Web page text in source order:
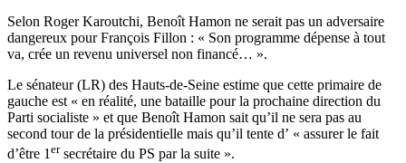
Selon Roger Karoutchi, Benoît Hamon ne serait pas un adversaire
dangereux pour François Fillon : « Son programme dépense à tout
va, crée un revenu universel non financé… ».
Le sénateur (LR) des Hauts-de-Seine estime que cette primaire de
gauche est « en réalité, une bataille pour la prochaine direction du
Parti socialiste » et que Benoît Hamon sait qu’il ne sera pas au
second tour de la présidentielle mais qu’il tente d’ « assurer le fait
d’être 1ersecrétaire du PS par la suite ».